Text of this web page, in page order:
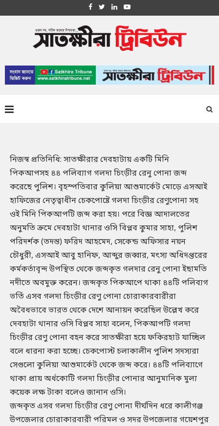
নিজস্ব প্রতিনিধি: সাতক্ষীরার দেবহাটায় একটি মিনি
পিকআপসহ ৪৪ পলিব্যাগ গলদা চিংড়ীর রেনু পোনা জব্দ
করেছে পুলিশ। বৃহস্পতিবার কুলিয়া আশুমার্কেট মোড়ে এসআই
হাফিজের নেতৃত্বাধীন চেকপোষ্টে গলদা চিংড়ীর রেণুপোনা সহ
ওই মিনি পিকআপটি জব্দ করা হয়। পরে বিজ্ঞ আদালতের
অনুমতি ক্রমে দেবহাটা থানার ওসি বিপ্লব কুমার সাহা, পুলিশ
পরিদর্শক (তদন্ত) ফরিদ আহমেদ, সেকেন্ড অফিসার নয়ন
চৌধুরী, এসআই আবু হানিফ, আব্দুর জব্বার, মৎস্য অধিদপ্তরের
কর্মকর্তাবৃন্দ উপস্থিত থেকে জব্দকৃত গলদার রেনু পোনা ইছামতি
নদীতে অবমুক্ত করেন। জব্দকৃত পিকআপে থাকা ৪৪টি পলিব্যগ
ভর্তি এসব গলদা চিংড়ীর রেণু পোনা চোরাকারবারীরা
অবৈধভাবে ভারত থেকে দেশে আনায়ন করেছিল উল্লেখ করে
দেবহাটা থানার ওসি বিপ্লব সাহা বলেন, পিকআপটি গলদা
চিংড়ীর রেণু পোনা বহন করে সাতক্ষীরা হয়ে ফকিরহাট যাচ্ছিল
বলে ধারনা করা হচ্ছে। চেকপোস্ট চলাকালীন পুলিশ সদস্যরা
সেগুলো কুলিয়া আশুমার্কেট থেকে জব্দ করে। ৪৪টি পলিব্যাগে
থাকা প্রায় অর্ধকোটি গলদা চিংড়ীর পোনার আনুমানিক মুল্য
কয়েক লক্ষ টাকা বলেও জানান ওসি।
জব্দকৃত এসব গলদা চিংড়ীর রেণু পোনা দীর্ঘদিন ধরে কালীগঞ্জ
উপজেলার চোরাকারবারী পরিমল ও সদর উপজেলার গয়েশপুর